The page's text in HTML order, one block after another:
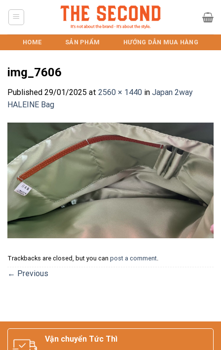
HOME SẢN PHẨM HƯỚNG DẪN MUA HÀNG
img_7606
Published 29/01/2025 at 2560 × 1440 in Japan 2way
HALEINE Bag
Trackbacks are closed, but you can post a comment
← Previous
Vận chuyển Tức Thì